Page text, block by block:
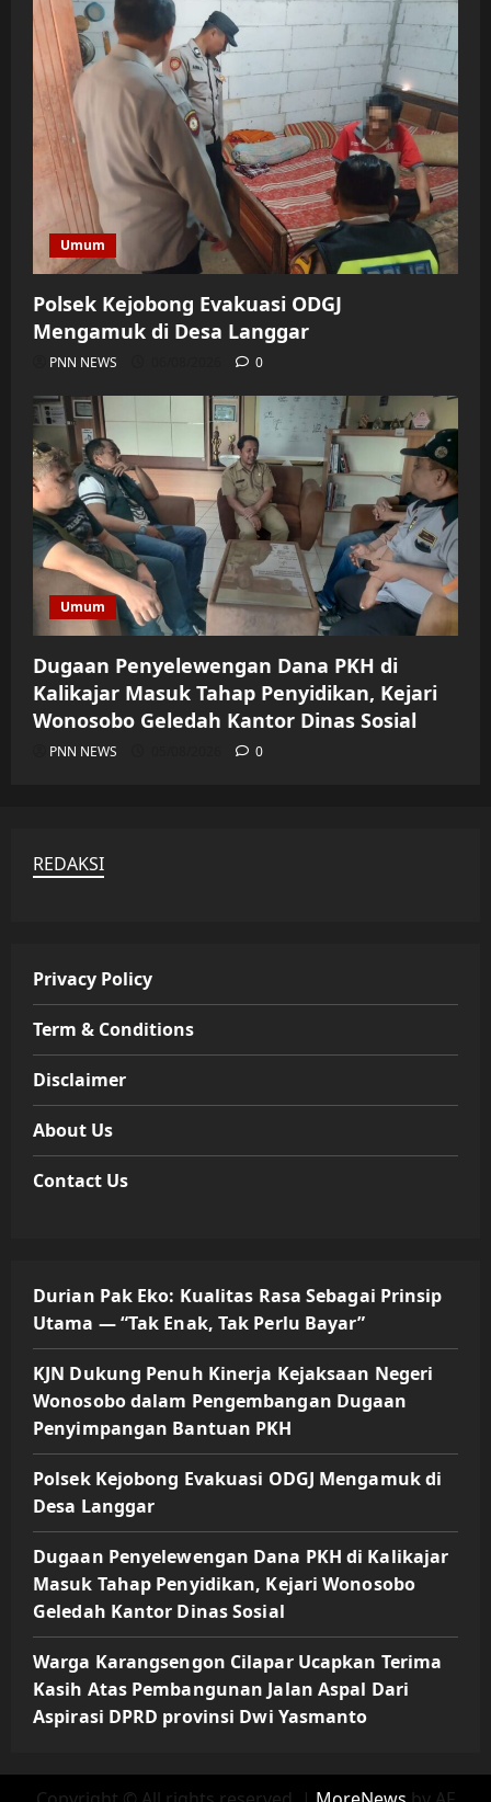
Umum
Polsek Kejobong Evakuasi ODGJ
Mengamuk di Desa Langgar
PNN NEWS 0
Umum
Dugaan Penyelewengan Dana PKH di
Kalikajar Masuk Tahap Penyidikan, Kejari
Wonosobo Geledah Kantor Dinas Sosial
PNN NEWS 0
REDAKSI
Privacy Policy
Term & Conditions
Disclaimer
About Us
Contact Us
Durian Pak Eko: Kualitas Rasa Sebagai Prinsip
Utama — “Tak Enak, Tak Perlu Bayar”
KJN Dukung Penuh Kinerja Kejaksaan Negeri
Wonosobo dalam Pengembangan Dugaan
Penyimpangan Bantuan PKH
Polsek Kejobong Evakuasi ODGJ Mengamuk di
Desa Langgar
Dugaan Penyelewengan Dana PKH di Kalikajar
Masuk Tahap Penyidikan, Kejari Wonosobo
Geledah Kantor Dinas Sosial
Warga Karangsengon Cilapar Ucapkan Terima
Kasih Atas Pembangunan Jalan Aspal Dari
Aspirasi DPRD provinsi Dwi Yasmanto